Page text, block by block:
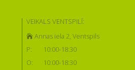
VEIKALS VENTSPILĪ:
Annas iela 2, Ventspils
P:
10:00-18:30
O:
10:00-18:30